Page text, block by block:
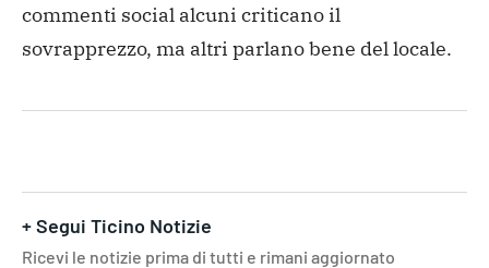
commenti social alcuni criticano il
sovrapprezzo, ma altri parlano bene del locale.
+ Segui Ticino Notizie
Ricevi le notizie prima di tutti e rimani aggiornato